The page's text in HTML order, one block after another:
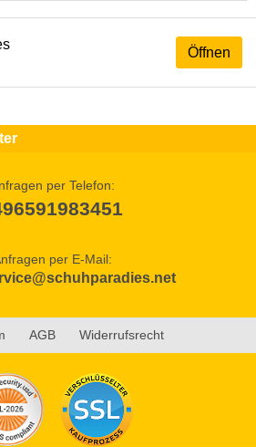
Öffnen
per Telefon:
per E-Mail:
AGB Widerrufsrecht